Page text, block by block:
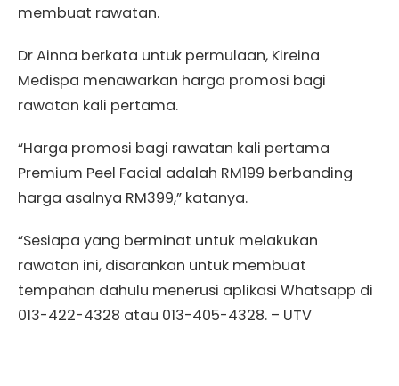
membuat rawatan.
Dr Ainna berkata untuk permulaan, Kireina
Medispa menawarkan harga promosi bagi
rawatan kali pertama.
“Harga promosi bagi rawatan kali pertama
Premium Peel Facial adalah RM199 berbanding
harga asalnya RM399,” katanya.
“Sesiapa yang berminat untuk melakukan
rawatan ini, disarankan untuk membuat
tempahan dahulu menerusi aplikasi Whatsapp di
013-422-4328 atau 013-405-4328. – UTV